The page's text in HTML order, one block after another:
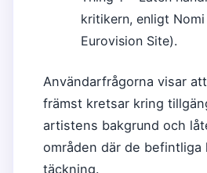
kritikern, enligt Nomi
Eurovision Site).
Användarfrågorna visar
främst kretsar kring
artistens bakgrund och
områden där de befintliga
täckning.